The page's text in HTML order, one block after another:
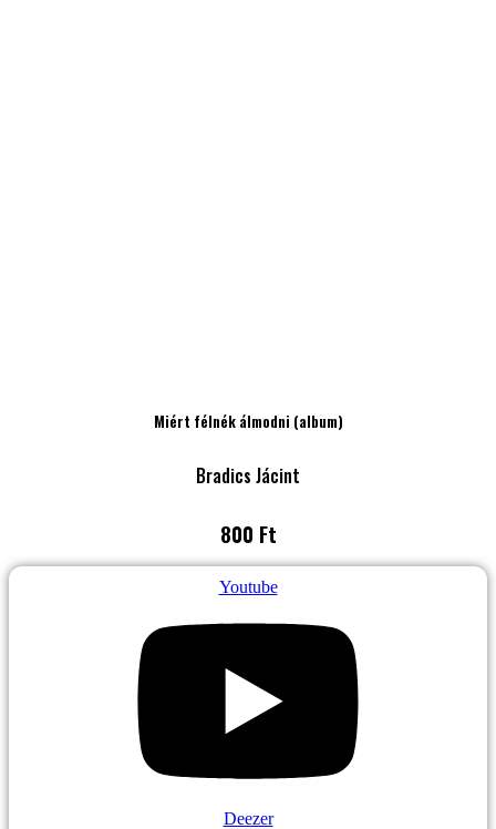
Miért félnék álmodni (album)
Bradics Jácint
800 Ft
Youtube
Deezer